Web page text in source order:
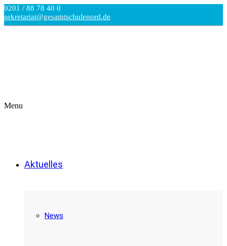
0201 / 88 78 40 0
sekretariat@gesamtschulenord.de
Menu
Aktuelles
News